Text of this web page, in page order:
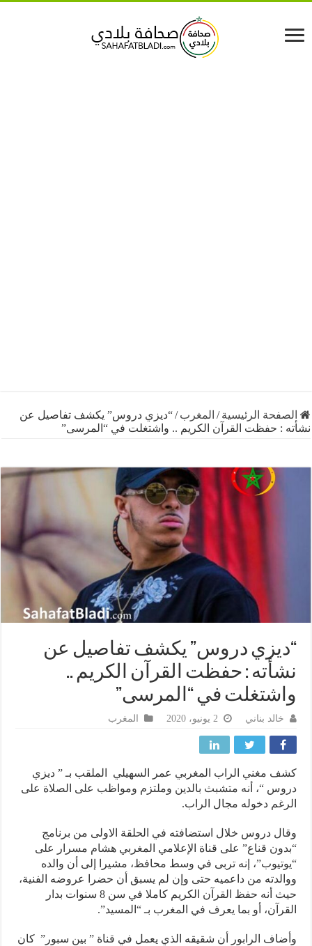
الرئيسية /المغرب/“ديزي دروس” يكشف تفاصيل عن
: حفظت القرآن الكريم .. واشتغلت في “المرسى”
دروس” يكشف تفاصيل عن
: حفظت القرآن الكريم ..
في “المرسى”
خالد بناني المغرب
مغني الراب المغربي عمر السهيلي الملقب بـ ” ديزي
“، أنه متشبث بالدين وملتزم ومواظب على الصلاة على
دخوله مجال الراب.
دروس خلال استضافته في الحلقة الاولى من برنامج
قناع” على قناة الإعلامي المغربي هشام مسرار على
إنه تربى في وسط محافظ، مشيرا إلى أن والده
من داعميه حتى وإن لم يسبق أن حضرا عروضه الفنية،
حيث أنه حفظ القرآن الكريم كاملا في سن 8 سنوات بدار
أو بما يعرف في المغرب بـ “المسيد”.
الرابور أن شقيقه الذي يعمل في قناة ” بين سبور” كان